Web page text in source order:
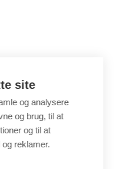
site
og analysere
og brug, til at
og til at
reklamer.